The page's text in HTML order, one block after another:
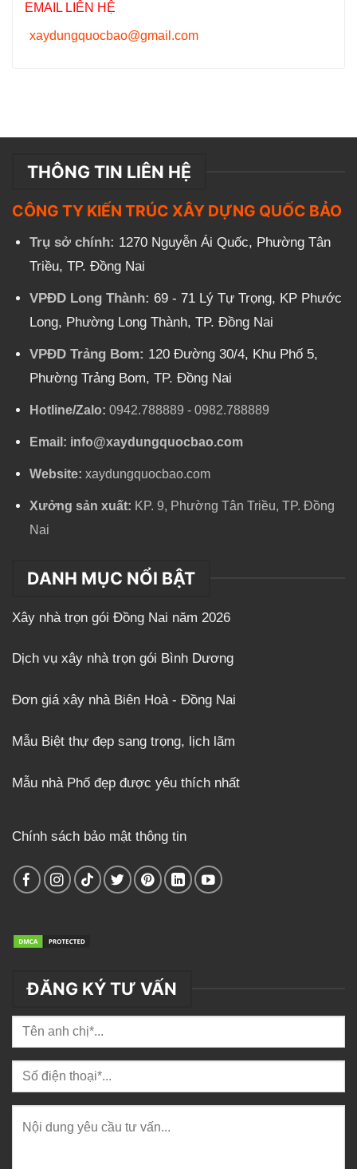
EMAIL LIÊN HỆ
xaydungquocbao@gmail.com
THÔNG TIN LIÊN HỆ
CÔNG TY KIẾN TRÚC XÂY DỰNG QUỐC BẢO
Trụ sở chính: 1270 Nguyễn Ái Quốc, Phường Tân
Triều, TP. Đồng Nai
VPĐD Long Thành: 69 - 71 Lý Tự Trọng, KP Phước
Long, Phường Long Thành, TP. Đồng Nai
VPĐD Trảng Bom: 120 Đường 30/4, Khu Phố 5,
Phường Trảng Bom, TP. Đồng Nai
Hotline/Zalo: 0942.788889 - 0982.788889
Email: info@xaydungquocbao.com
Website: xaydungquocbao.com
Xưởng sản xuất: KP. 9, Phường Tân Triều, TP. Đồng
Nai
DANH MỤC NỔI BẬT
Xây nhà trọn gói Đồng Nai năm 2026
Dịch vụ xây nhà trọn gói Bình Dương
Đơn giá xây nhà Biên Hoà - Đồng Nai
Mẫu Biệt thự đẹp sang trọng, lịch lãm
Mẫu nhà Phố đẹp được yêu thích nhất
Chính sách bảo mật thông tin
ĐĂNG KÝ TƯ VẤN